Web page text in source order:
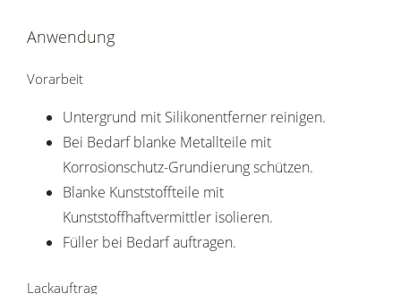
Anwendung
Vorarbeit
Untergrund mit Silikonentferner reinigen.
Bei Bedarf blanke Metallteile mit
Korrosionschutz-Grundierung schützen.
Blanke Kunststoffteile mit
Kunststoffhaftvermittler isolieren.
Füller bei Bedarf auftragen.
Lackauftrag